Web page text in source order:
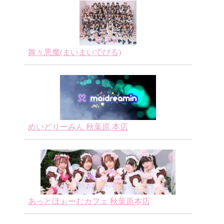
舞々悪魔(まいまいでびる)
めいどりーみん 秋葉原 本店
あっとほぉーむカフェ 秋葉原本店